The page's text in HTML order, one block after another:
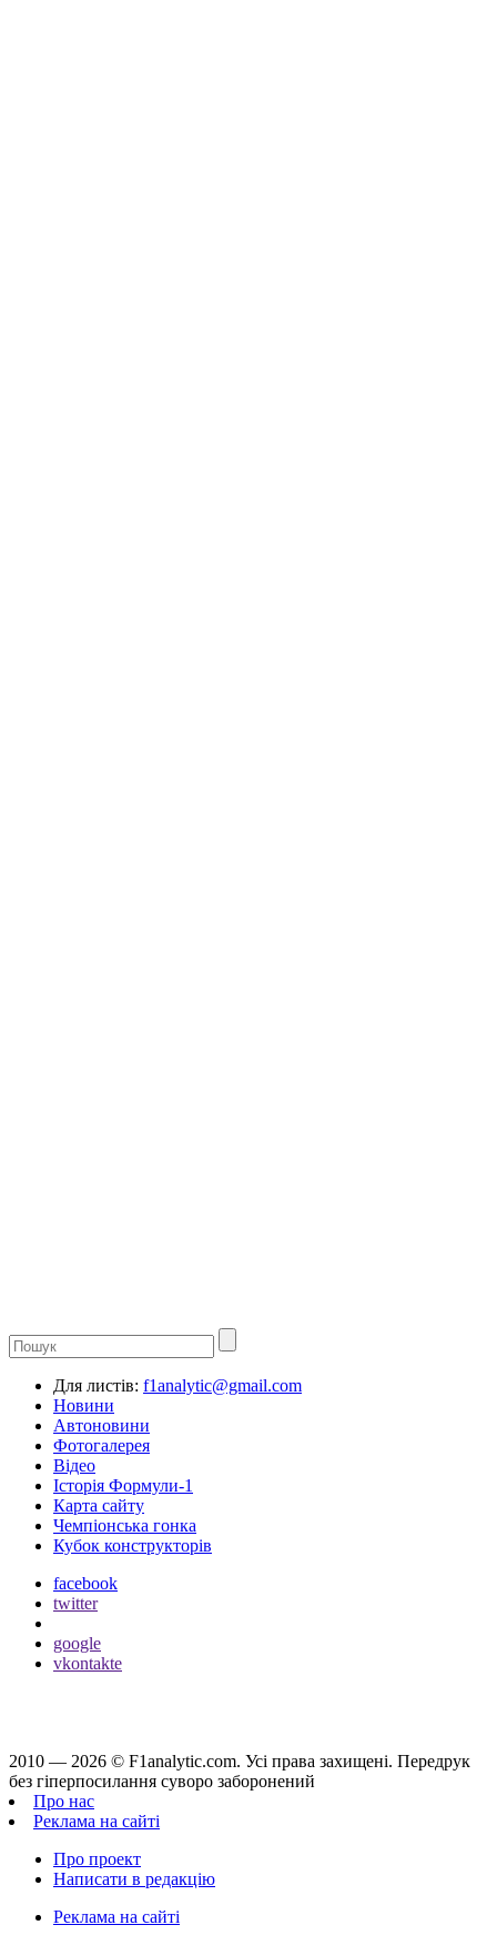
Для листів: f1analytic@gmail.com
Новини
Автоновини
Фотогалерея
Відео
Історія Формули-1
Карта сайту
Чемпіонська гонка
Кубок конструкторів
facebook
twitter
google
vkontakte
2010 — 2026 © F1analytic.com. Усi права захищенi. Передрук
без гіперпосилання суворо заборонений
Про нас
Реклама на сайті
Про проект
Написати в редакцію
Реклама на сайті